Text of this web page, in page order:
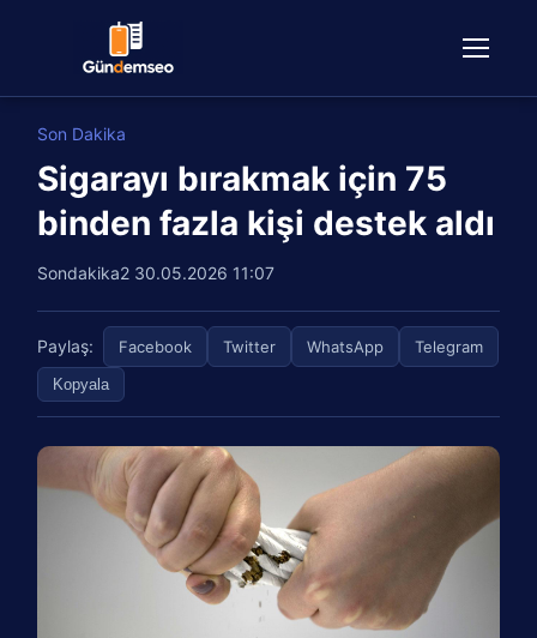
Son Dakika
Sigarayı bırakmak için 75
binden fazla kişi destek aldı
Sondakika2 30.05.2026 11:07
Paylaş: Facebook Twitter WhatsApp Telegram
Kopyala